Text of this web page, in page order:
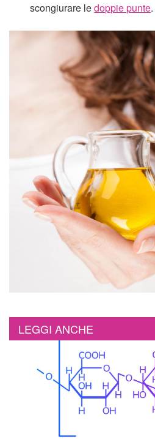
scongiurare ledoppie punte.
LEGGI ANCHE